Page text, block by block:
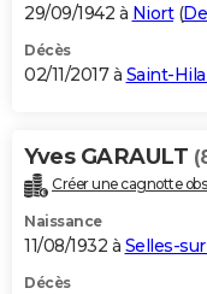
29/09/1942 à Niort(
Décès
02/11/2017 à Saint-
Yves GARAULT
Créer une cagnotte
Naissance
11/08/1932 à Selles-
Décès